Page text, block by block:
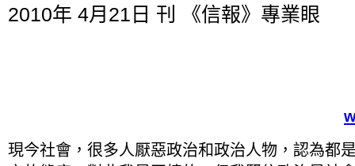
2010年 4月21日 刊 《信報》專業眼
現今社會，很多人厭惡政治和政治人物，認為都